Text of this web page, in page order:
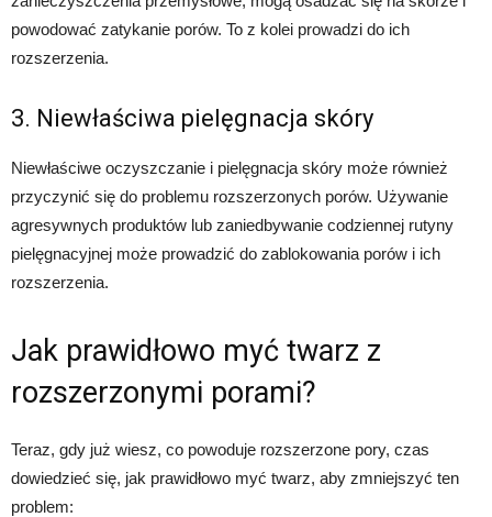
powodować zatykanie porów. To z kolei prowadzi do ich
rozszerzenia.
3. Niewłaściwa pielęgnacja skóry
Niewłaściwe oczyszczanie i pielęgnacja skóry może również
przyczynić się do problemu rozszerzonych porów. Używanie
agresywnych produktów lub zaniedbywanie codziennej rutyny
pielęgnacyjnej może prowadzić do zablokowania porów i ich
rozszerzenia.
Jak prawidłowo myć twarz z
rozszerzonymi porami?
Teraz, gdy już wiesz, co powoduje rozszerzone pory, czas
dowiedzieć się, jak prawidłowo myć twarz, aby zmniejszyć ten
problem: